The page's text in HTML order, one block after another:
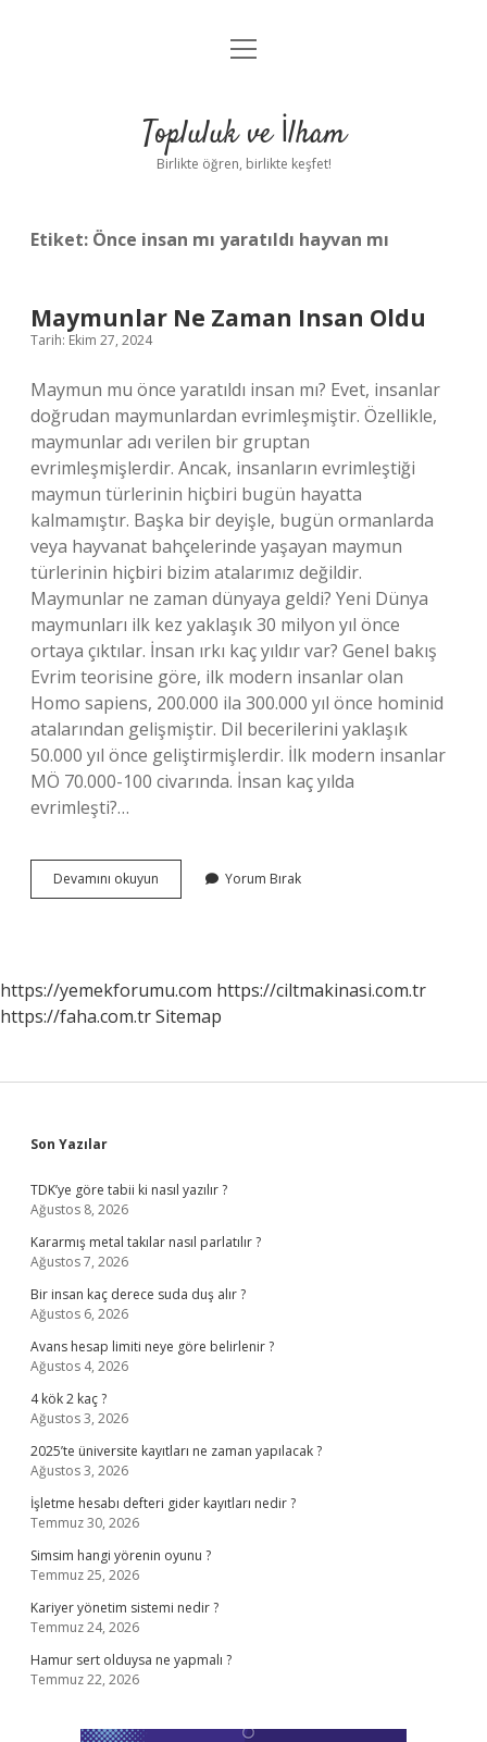
Anasayfa
Yasal Uyarı
menüyü
Topluluk ve İlham
Birlikte öğren, birlikte keşfet!
Etiket: Önce insan mı yaratıldı hayvan mı
Maymunlar Ne Zaman Insan Oldu
Tarih: Ekim 27, 2024
Maymun mu önce yaratıldı insan mı? Evet, insanlar
doğrudan maymunlardan evrimleşmiştir. Özellikle,
maymunlar adı verilen bir gruptan
evrimleşmişlerdir. Ancak, insanların evrimleştiği
maymun türlerinin hiçbiri bugün hayatta
kalmamıştır. Başka bir deyişle, bugün ormanlarda
veya hayvanat bahçelerinde yaşayan maymun
türlerinin hiçbiri bizim atalarımız değildir.
Maymunlar ne zaman dünyaya geldi? Yeni Dünya
maymunları ilk kez yaklaşık 30 milyon yıl önce
ortaya çıktılar. İnsan ırkı kaç yıldır var? Genel bakış
Evrim teorisine göre, ilk modern insanlar olan
Homo sapiens, 200.000 ila 300.000 yıl önce hominid
atalarından gelişmiştir. Dil becerilerini yaklaşık
50.000 yıl önce geliştirmişlerdir. İlk modern insanlar
MÖ 70.000-100 civarında. İnsan kaç yılda
evrimleşti?…
Devamını okuyun Maymunlar
Ne
Yorum Bırak
https://yemekforumu.com https://ciltmakinasi.com.tr
https://faha.com.trSitemap
Sidebar
Son Yazılar
TDK’ye göre tabii ki nasıl yazılır ?
Ağustos 8, 2026
Kararmış metal takılar nasıl parlatılır ?
Ağustos 7, 2026
Bir insan kaç derece suda duş alır ?
Ağustos 6, 2026
Avans hesap limiti neye göre belirlenir ?
Ağustos 4, 2026
4 kök 2 kaç ?
Ağustos 3, 2026
2025’te üniversite kayıtları ne zaman yapılacak ?
Ağustos 3, 2026
İşletme hesabı defteri gider kayıtları nedir ?
Temmuz 30, 2026
Simsim hangi yörenin oyunu ?
Temmuz 25, 2026
Kariyer yönetim sistemi nedir ?
Temmuz 24, 2026
Hamur sert olduysa ne yapmalı ?
Temmuz 22, 2026